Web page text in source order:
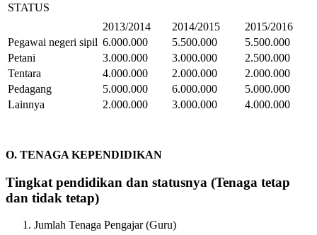
STATUS
2013/2014 2014/2015
2015/2016
Pegawai negeri sipil 6.000.000 5.500.000
5.500.000
Petani
3.000.000 3.000.000
2.500.000
Tentara
4.000.000 2.000.000
2.000.000
Pedagang
5.000.000 6.000.000
5.000.000
Lainnya
2.000.000 3.000.000 4.000.000
O. TENAGA KEPENDIDIKAN
Tingkat pendidikan dan statusnya (Tenaga tetap
dan tidak tetap)
Jumlah Tenaga Pengajar (Guru)